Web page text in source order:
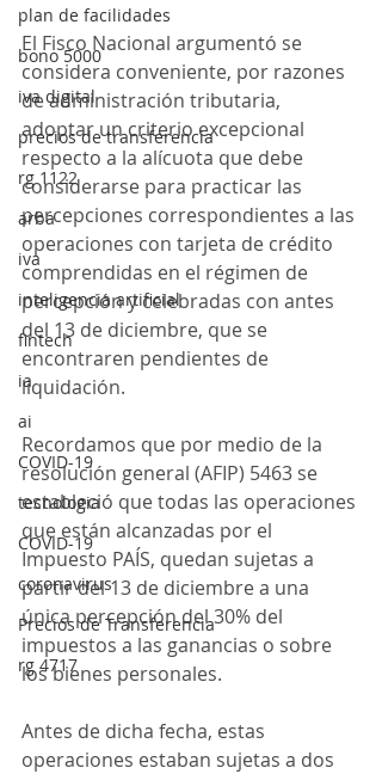
plan de facilidades
bono 5000
iva digital
precios de transferencia
rg 1122
arba
iva
inteligencia artificial
fintech
ia
ai
COVID-19
tecnologia
COVID-19
coronavirus
Precios de Transferencia
rg 4717
El Fisco Nacional argumentó se
considera conveniente, por razones
de administración tributaria,
adoptar un criterio excepcional
respecto a la alícuota que debe
considerarse para practicar las
percepciones correspondientes a las
operaciones con tarjeta de crédito
comprendidas en el régimen de
percepción y celebradas con antes
del 13 de diciembre, que se
encontraren pendientes de
liquidación.
Recordamos que por medio de la
resolución general (AFIP) 5463 se
estableció que todas las operaciones
que están alcanzadas por el
Impuesto PAÍS, quedan sujetas a
partir del 13 de diciembre a una
única percepción del 30% del
impuestos a las ganancias o sobre
los bienes personales.
Antes de dicha fecha, estas
operaciones estaban sujetas a dos